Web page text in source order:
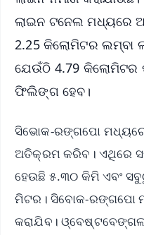
ଲାଇନ ଟନେଲ ମଧ୍ୟରେ
2.25 କିଲୋମିଟର ଲମ୍ବା
ଯେଉଁଠି 4.79 କିଲୋମିଟର
ଫିଲିଙ୍ଗ ହେବ।
ସିଭୋକ-ରଙ୍ଗପୋ
ଅତିକ୍ରମ କରିବ। ଏଥିରେ
ହେଉଛି ୫.୩୦ କିମି ଏବଂ
ମିଟର। ସିବୋକ-ରଙ୍ଗପୋ
କରାଯିବ।